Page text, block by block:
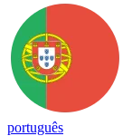
português